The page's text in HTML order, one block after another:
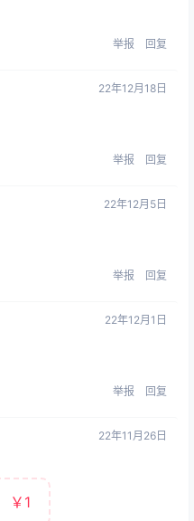
举报 回复
22年12月18日
举报 回复
22年12月5日
举报 回复
22年12月1日
举报 回复
22年11月26日
￥1